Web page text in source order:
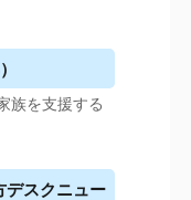
族を支援する
デスクニュー